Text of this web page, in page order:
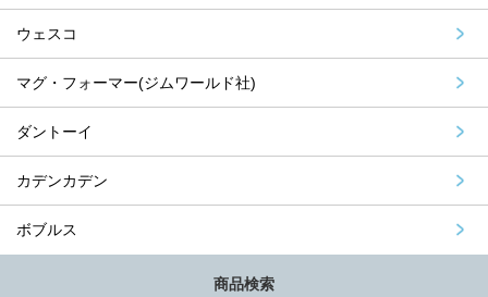
ウェスコ
マグ・フォーマー(ジムワールド社)
ダントーイ
カデンカデン
ボブルス
商品検索